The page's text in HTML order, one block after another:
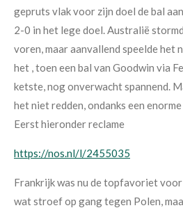
gepruts vlak voor zijn doel de bal
2-0 in het lege doel. Australië
voren, maar aanvallend speelde het
het , toen een bal van Goodwin via
ketste, nog onverwacht spannend.
het niet redden, ondanks een
Eerst hieronder reclame
https://nos.nl/l/2455035
Frankrijk was nu de topfavoriet voor
wat stroef op gang tegen Polen,